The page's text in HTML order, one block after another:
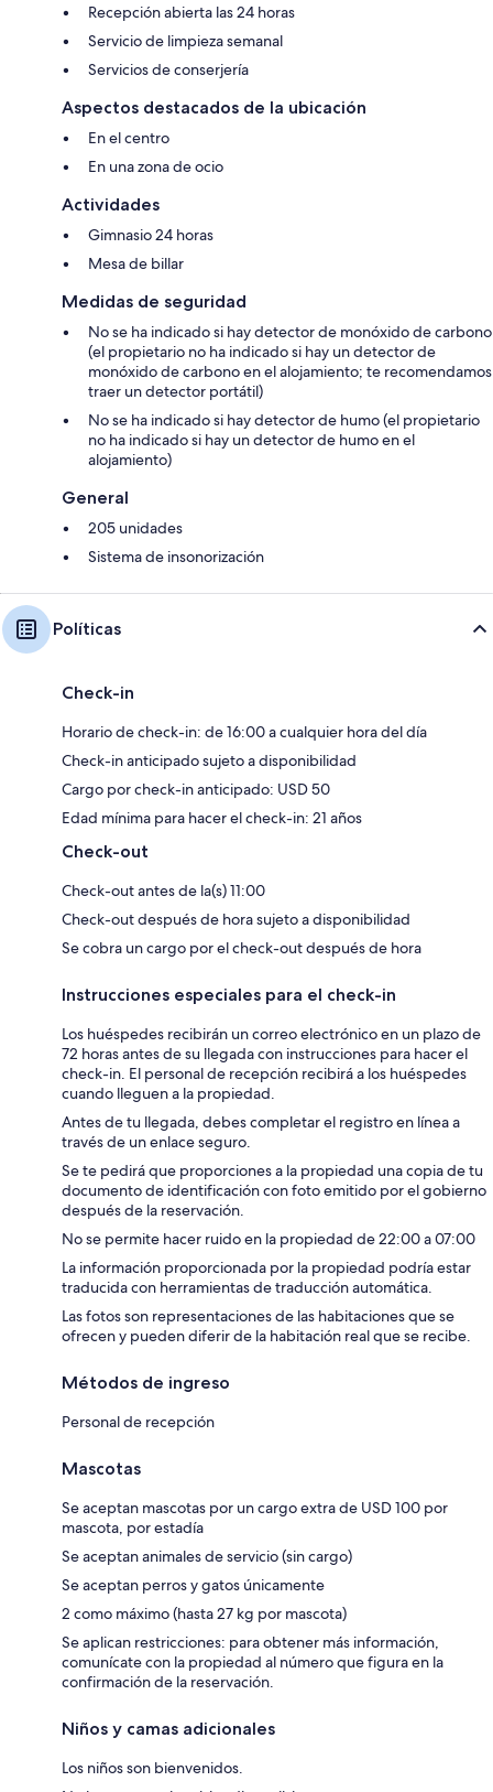
Recepción abierta las 24 horas
Servicio de limpieza semanal
Servicios de conserjería
Aspectos destacados de la ubicación
En el centro
En una zona de ocio
Actividades
Gimnasio 24 horas
Mesa de billar
Medidas de seguridad
No se ha indicado si hay detector de monóxido de carbono
(el propietario no ha indicado si hay un detector de
monóxido de carbono en el alojamiento; te recomendamos
traer un detector portátil)
No se ha indicado si hay detector de humo (el propietario
no ha indicado si hay un detector de humo en el
alojamiento)
General
205 unidades
Sistema de insonorización
Políticas
Check-in
Horario de check-in: de 16:00 a cualquier hora del día
Check-in anticipado sujeto a disponibilidad
Cargo por check-in anticipado: USD 50
Edad mínima para hacer el check-in: 21 años
Check-out
Check-out antes de la(s) 11:00
Check-out después de hora sujeto a disponibilidad
Se cobra un cargo por el check-out después de hora
Instrucciones especiales para el check-in
Los huéspedes recibirán un correo electrónico en un plazo de
72 horas antes de su llegada con instrucciones para hacer el
check-in. El personal de recepción recibirá a los huéspedes
cuando lleguen a la propiedad.
Antes de tu llegada, debes completar el registro en línea a
través de un enlace seguro.
Se te pedirá que proporciones a la propiedad una copia de tu
documento de identificación con foto emitido por el gobierno
después de la reservación.
No se permite hacer ruido en la propiedad de 22:00 a 07:00
La información proporcionada por la propiedad podría estar
traducida con herramientas de traducción automática.
Las fotos son representaciones de las habitaciones que se
ofrecen y pueden diferir de la habitación real que se recibe.
Métodos de ingreso
Personal de recepción
Mascotas
Se aceptan mascotas por un cargo extra de USD 100 por
mascota, por estadía
Se aceptan animales de servicio (sin cargo)
Se aceptan perros y gatos únicamente
2 como máximo (hasta 27 kg por mascota)
Se aplican restricciones: para obtener más información,
comunícate con la propiedad al número que figura en la
confirmación de la reservación.
Niños y camas adicionales
Los niños son bienvenidos.